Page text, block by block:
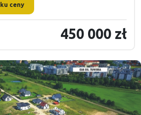
ceny
450 000 zł